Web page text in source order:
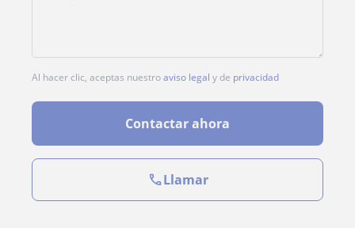
Al hacer clic, aceptas nuestroaviso legal y de privacidad
Contactar ahora
Llamar